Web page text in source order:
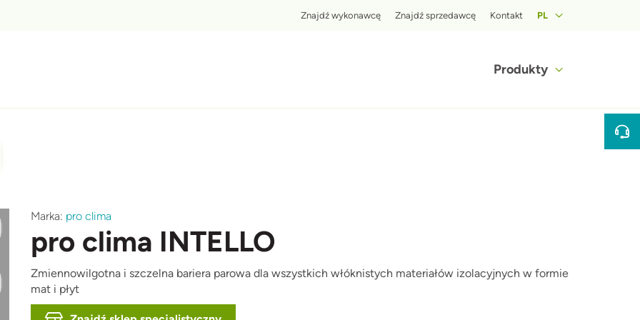
Top menu
Znajdź wykonawcę Znajdź sprzedawcę Kontakt PL
Produkty
Afbeelding
Marka: pro clima
pro clima INTELLO
Zmiennowilgotna i szczelna bariera parowa dla wszystkich włóknistych materiałów izolacyjnych w formie
mat i płyt